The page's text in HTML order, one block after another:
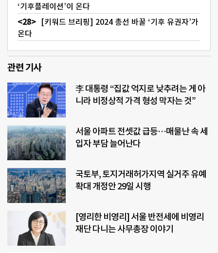
‘기후플레이션’이 온다
[키워드 브리핑] 2024 총선 바꿀 ‘기후 유권자’가
온다
관련 기사
李 대통령 “집값 억지로 낮추려는 게 아
니라 비정상적 가격 형성 막자는 것”
서울 아파트 전셋값 급등…매물난 속 세
입자 부담 늘어난다
국토부, 토지거래허가지역 실거주 유예
확대 개정안 29일 시행
[영리한 비영리] 서울 반전세에 비영리
재단 다니는 사무총장 이야기